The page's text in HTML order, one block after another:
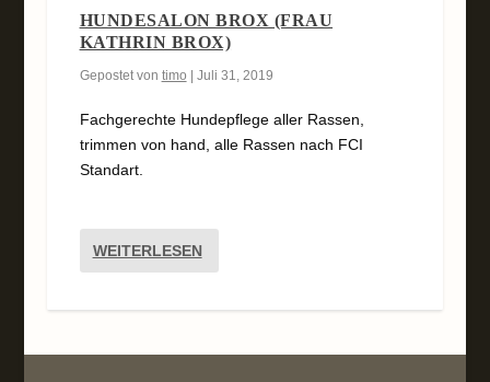
HUNDESALON BROX (FRAU
KATHRIN BROX)
Gepostet von timo | Juli 31, 2019
Fachgerechte Hundepflege aller Rassen,
trimmen von hand, alle Rassen nach FCI
Standart.
WEITERLESEN